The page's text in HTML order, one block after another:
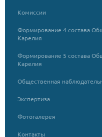
Комиссии
Формирование 4 состава
Карелия
Формирование 5 состава
Карелия
Общественная
Экспертиза
Фотогалерея
Контакты